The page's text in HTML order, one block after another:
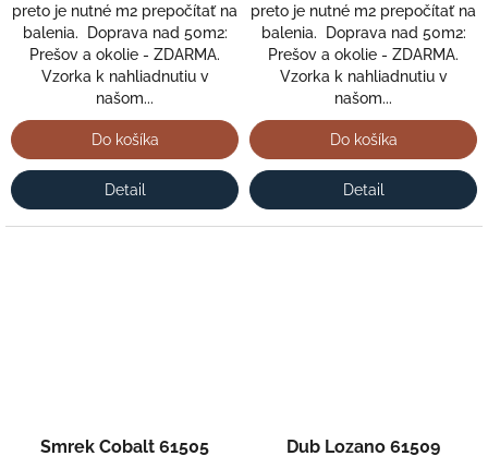
preto je nutné m2 prepočítať na
balenia. Doprava nad 50m2:
Prešov a okolie - ZDARMA.
Vzorka k nahliadnutiu v
našom...
Do košíka
Detail
preto je nutné m2 prepočítať na
balenia. Doprava nad 50m2:
Prešov a okolie - ZDARMA.
Vzorka k nahliadnutiu v
našom...
Do košíka
Detail
Smrek Cobalt 61505 Dub Lozano 61509